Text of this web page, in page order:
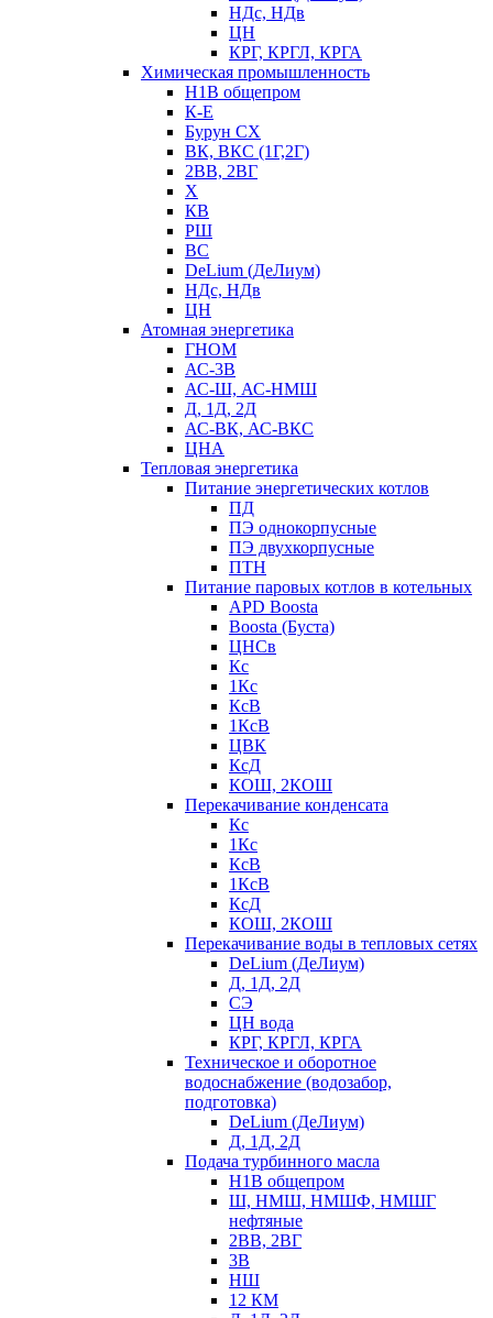
НДс, НДв
ЦН
КРГ, КРГЛ, КРГА
Химическая промышленность
Н1В общепром
К-Е
Бурун СХ
ВК, ВКС (1Г,2Г)
2ВВ, 2ВГ
Х
КВ
РШ
ВС
DeLium (ДеЛиум)
НДс, НДв
ЦН
Атомная энергетика
ГНОМ
АС-3В
АС-Ш, АС-НМШ
Д, 1Д, 2Д
АС-ВК, АС-ВКС
ЦНА
Тепловая энергетика
Питание энергетических котлов
ПД
ПЭ однокорпусные
ПЭ двухкорпусные
ПТН
Питание паровых котлов в котельных
APD Boosta
Boosta (Буста)
ЦНСв
Кс
1Кс
КсВ
1КсВ
ЦВК
КсД
КОШ, 2КОШ
Перекачивание конденсата
Кс
1Кс
КсВ
1КсВ
КсД
КОШ, 2КОШ
Перекачивание воды в тепловых сетях
DeLium (ДеЛиум)
Д, 1Д, 2Д
СЭ
ЦН вода
КРГ, КРГЛ, КРГА
Техническое и оборотное
водоснабжение (водозабор,
подготовка)
DeLium (ДеЛиум)
Д, 1Д, 2Д
Подача турбинного масла
Н1В общепром
Ш, НМШ, НМШФ, НМШГ
нефтяные
2ВВ, 2ВГ
3В
НШ
12 КМ